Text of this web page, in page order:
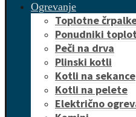
Ogrevanje
Toplotne
Ponudniki
Peči na drva
Plinski kotli
Kotli na sekance
Kotli na pelete
Električno